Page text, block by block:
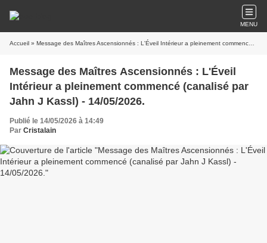
MENU
Accueil » Message des Maîtres Ascensionnés : L'Éveil Intérieur a pleinement commencé (canalisé par Jahn J Kassl) - 14/05/2026.
Message des Maîtres Ascensionnés : L'Éveil
Intérieur a pleinement commencé (canalisé par
Jahn J Kassl) - 14/05/2026.
Publié le 14/05/2026 à 14:49
Par Cristalain